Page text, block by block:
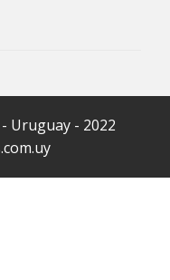
Uruguay - 2022